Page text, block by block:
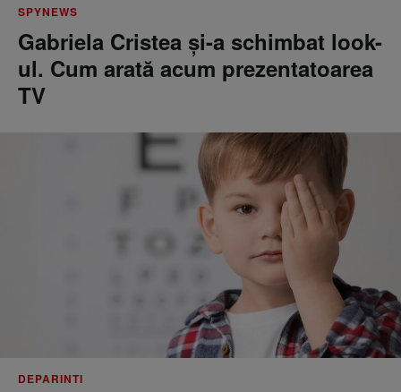
SPYNEWS
Gabriela Cristea și-a schimbat look-
ul. Cum arată acum prezentatoarea
TV
DEPARINTI